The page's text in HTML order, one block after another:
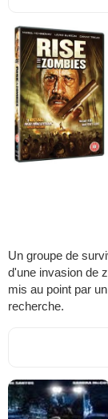
Un groupe de
d'une invasion de
mis au point par
recherche.